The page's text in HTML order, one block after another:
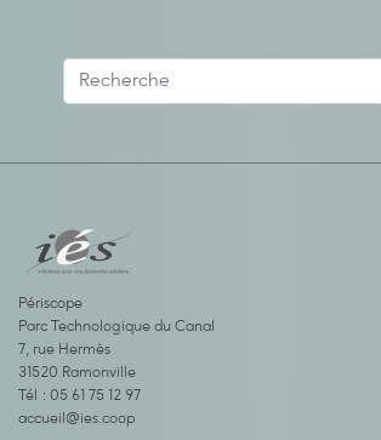
Périscope
Parc Technologique du Canal
7, rue Hermès
31520 Ramonville
Tél : 05 61 75 12 97
accueil@ies.coop